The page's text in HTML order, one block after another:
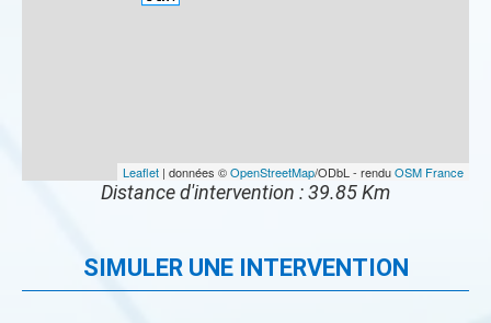
Leaflet | données ©OpenStreetMap/ODbL - renduOSM France
Distance d'intervention : 39.85 Km
SIMULER UNE INTERVENTION